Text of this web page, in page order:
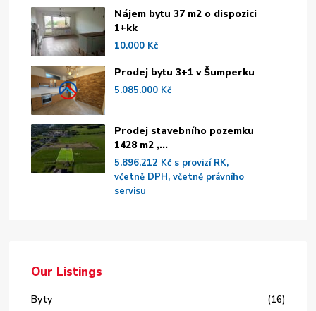
Nájem bytu 37 m2 o dispozici
1+kk
10.000 Kč
Prodej bytu 3+1 v Šumperku
5.085.000 Kč
Prodej stavebního pozemku
1428 m2 ,...
5.896.212 Kč s provizí RK,
včetně DPH, včetně právního
servisu
Our Listings
Byty (16)